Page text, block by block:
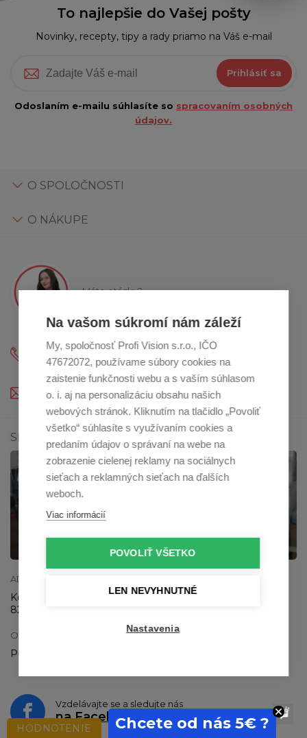
Na vašom súkromí nám záleží
My, spoločnosť Profi Vision s.r.o., IČO
47672072, používame súbory cookies na
zaistenie funkčnosti webu a s vaším súhlasom
o. i. aj na personalizáciu obsahu našich
webových stránok. Kliknutím na tlačidlo „Povoliť
všetko“ súhlasíte s využívaním cookies a
predaním údajov o správaní na webe na
zobrazenie cielenej reklamy na sociálnych
sieťach a reklamných sieťach na ďalších
weboch.
Viac informácií
POVOLIŤ VŠETKO
LEN NEVYHNUTNÉ
Nastavenia
To najlepšie do Vašej pošty
Novinky, recepty, tipy a rady priamo na Váš e-mail
Prihlásiť sa
Odoslaním e-mailu súhlasíte so spracovaním osobných
údajov.
O SPOLOČNOSTI
O NÁKUPE
Máte otázky?
+421 2 800 12 333
(Po - Pia: 9:00-12:00 a 13:00 - 16:30)
profikuchar@profikuchar.sk
SHOWROOM V BRATISLAVE
Zobraziť na mape
ADRESA SHOWROOMU
Kostlivého 19
821 03 Bratislava
OTVÁRACIA DOBA
Po - Pia: 9:00-12:00 a 13:00 - 16:30
Vzdelávajte se a sledujte nás
naFacebooku
HODNOTENIE Chcete od nás 5€ ?